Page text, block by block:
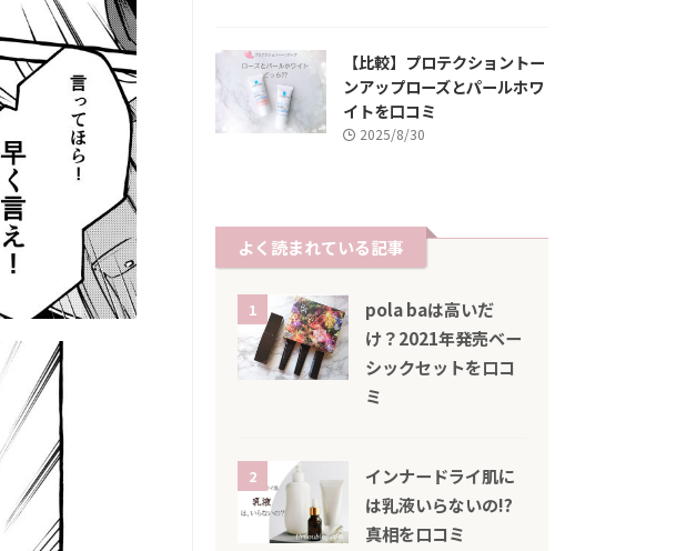
【比較】プロテクショントー
ンアップローズとパールホワ
イトを口コミ
2025/8/30
よく読まれている記事
1
pola baは高いだ
け？2021年発売ベー
シックセットを口コ
ミ
2
インナードライ肌に
は乳液いらないの!?
真相を口コミ